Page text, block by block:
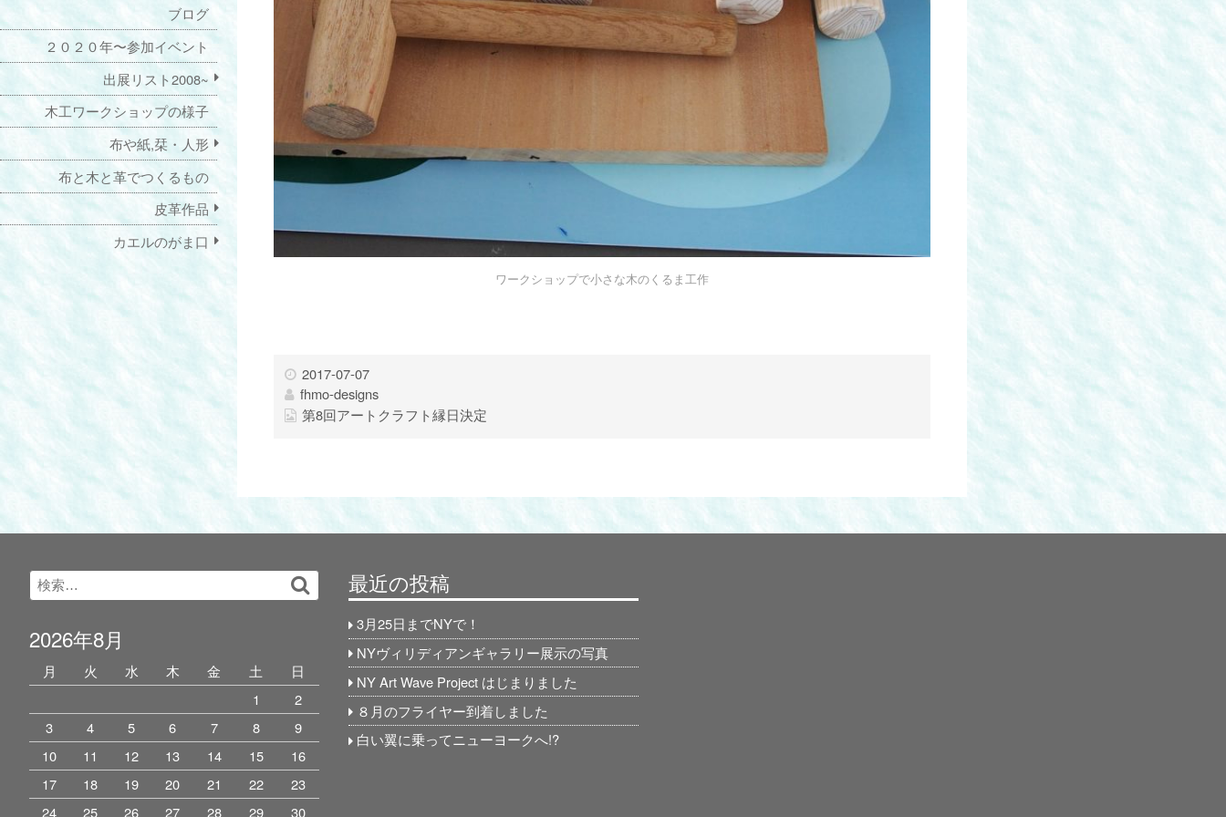
ブログ
２０２０年〜参加イベント
出展リスト2008~
木工ワークショップの様子
布や紙,栞・人形
布と木と革でつくるもの
皮革作品
カエルのがま口
ワークショップで小さな木のくるま工作
2017-07-07
fhmo-designs
第8回アートクラフト縁日決定
Search
for:
索…
2026年8月
月 火 水 木 金 土
日
1
2
3
4 5 6 7 8
9
10
11 12 13 14 15
16
17
18 19 20 21 22
23
24
25 26 27 28 29 30
最近の投稿
3月25日までNYで！
NYヴィリディアンギャラリー展示の写真
NY Art Wave Project はじまりました
８月のフライヤー到着しました
白い翼に乗ってニューヨークへ!?